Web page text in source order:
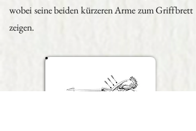
wobei seine beiden kürzeren Arme zum Griffbrett
zeigen.